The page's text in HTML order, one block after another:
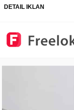
DETAIL IKLAN